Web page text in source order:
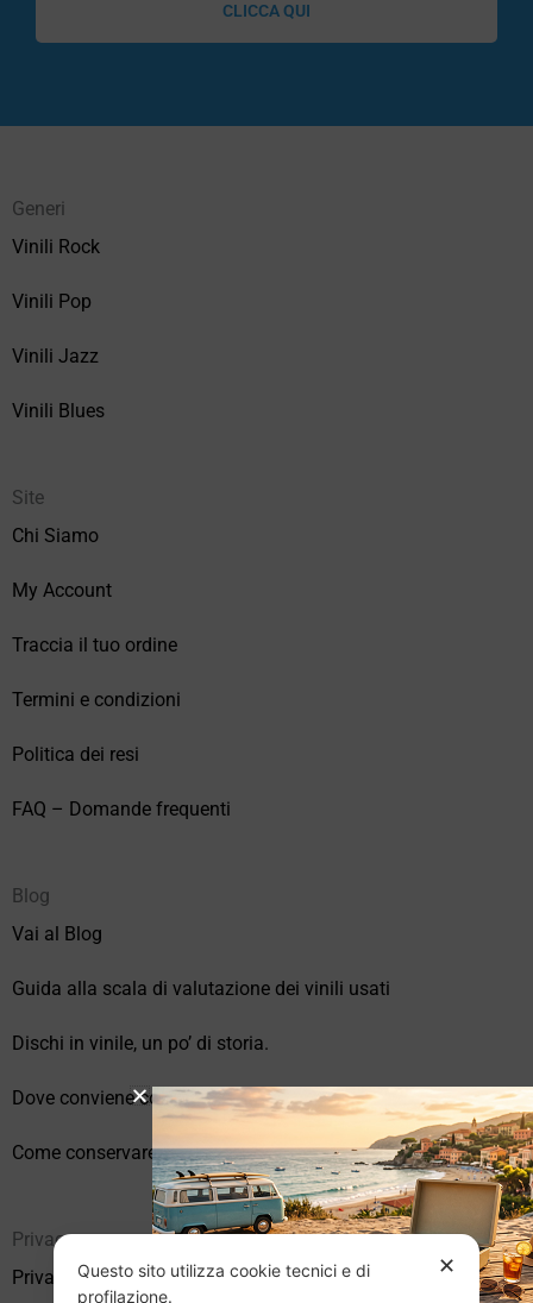
CLICCA QUI
Generi
Vinili Rock
Vinili Pop
Vinili Jazz
Vinili Blues
Site
Chi Siamo
My Account
Traccia il tuo ordine
Termini e condizioni
Politica dei resi
FAQ – Domande frequenti
Blog
Vai al Blog
Guida alla scala di valutazione dei vinili usati
Dischi in vinile, un po’ di storia.
Dove conviene comprare vinili online?
Come conservare correttamente i vinili usati
Privacy
Privacy Policy
✕
Questo sito utilizza cookie tecnici e di
profilazione.